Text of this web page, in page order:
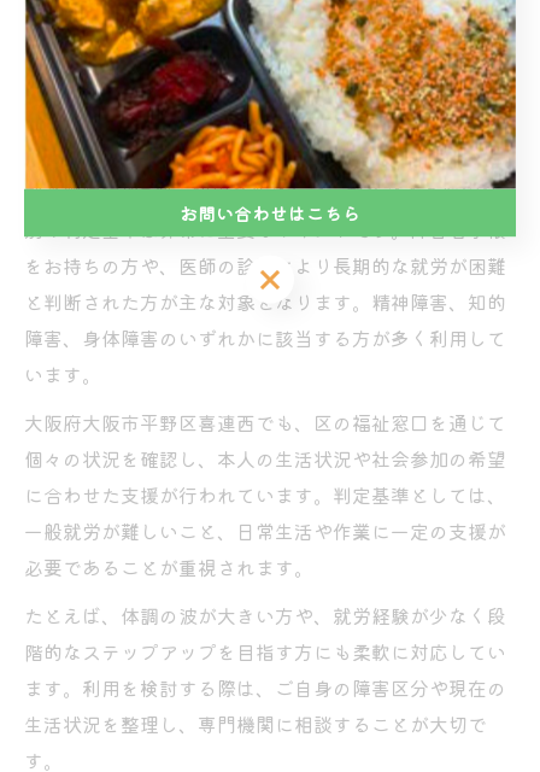
就労継続支援B型の対象者や必要
書類まとめ
対象となる障害種別や判定基準を詳解
就労継続支援B型の利用条件として、対象となる障害種
別や判定基準は非常に重要なポイントです。障害者手帳
をお持ちの方や、医師の診断により長期的な就労が困難
と判断された方が主な対象となります。精神障害、知的
障害、身体障害のいずれかに該当する方が多く利用して
います。
大阪府大阪市平野区喜連西でも、区の福祉窓口を通じて
個々の状況を確認し、本人の生活状況や社会参加の希望
に合わせた支援が行われています。判定基準としては、
一般就労が難しいこと、日常生活や作業に一定の支援が
必要であることが重視されます。
たとえば、体調の波が大きい方や、就労経験が少なく段
階的なステップアップを目指す方にも柔軟に対応してい
ます。利用を検討する際は、ご自身の障害区分や現在の
生活状況を整理し、専門機関に相談することが大切で
す。
お問い合わせはこちら
お問い合わせはこちら